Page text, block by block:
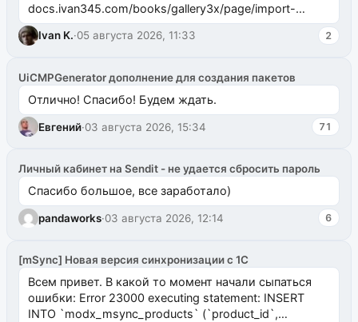
docs.ivan345.com/books/gallery3x/page/import-
ms2galleryphp
Ivan K.·05 августа 2026, 11:33 2
UiCMPGenerator дополнение для создания пакетов
Отлично! Спасибо! Будем ждать.
Евгений·03 августа 2026, 15:34 71
Личный кабинет на Sendit - не удается сбросить пароль
Спасибо большое, все заработало)
pandaworks·03 августа 2026, 12:14 6
[mSync] Новая версия синхронизации с 1С
Всем привет. В какой то момент начали сыпаться
ошибки: Error 23000 executing statement: INSERT
INTO `modx_msync_products` (`product_id`,